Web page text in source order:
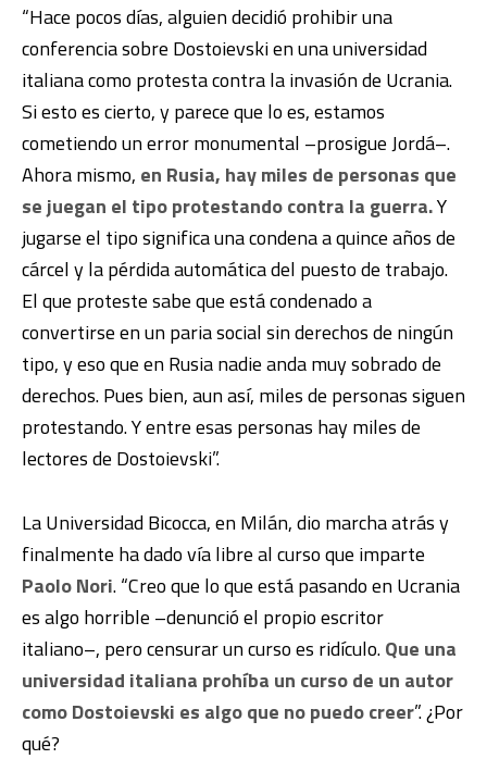
“Hace pocos días, alguien decidió prohibir una
conferencia sobre Dostoievski en una universidad
italiana como protesta contra la invasión de Ucrania.
Si esto es cierto, y parece que lo es, estamos
cometiendo un error monumental –prosigue Jordá–.
Ahora mismo, en Rusia, hay miles de personas que
se juegan el tipo protestando contra la guerra.Y
jugarse el tipo significa una condena a quince años de
cárcel y la pérdida automática del puesto de trabajo.
El que proteste sabe que está condenado a
convertirse en un paria social sin derechos de ningún
tipo, y eso que en Rusia nadie anda muy sobrado de
derechos. Pues bien, aun así, miles de personas siguen
protestando. Y entre esas personas hay miles de
lectores de Dostoievski”.
La Universidad Bicocca, en Milán, dio marcha atrás y
finalmente ha dado vía libre al curso que imparte
Paolo Nori. “Creo que lo que está pasando en Ucrania
es algo horrible –denunció el propio escritor
italiano–, pero censurar un curso es ridículo.Que una
universidad italiana prohíba un curso de un autor
como Dostoievski es algo que no puedo creer”. ¿Por
qué?